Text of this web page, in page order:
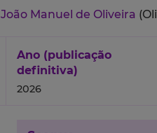
João Manuel de Oliveira
Ano (publicação
definitiva)
2026